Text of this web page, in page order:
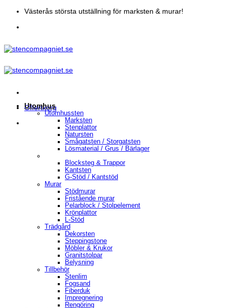
Skip
content
Västerås största utställning för marksten & murar!
Offertkorg
Utomhus
Utomhussten
Marksten
Stenplattor
Natursten
Smågatsten / Storgatsten
Lösmaterial / Grus / Bärlager
Blocksteg & Trappor
Kantsten
G-Stöd / Kantstöd
Murar
Stödmurar
Fristående murar
Pelarblock / Stolpelement
Krönplattor
L-Stöd
Trädgård
Dekorsten
Steppingstone
Möbler & Krukor
Granitstolpar
Belysning
Tillbehör
Stenlim
Fogsand
Fiberduk
Impregnering
Rengöring